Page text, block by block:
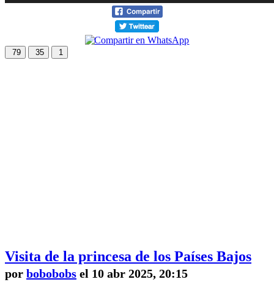
79 35 1
Visita de la princesa de los Países Bajos
por bobobobs el 10 abr 2025, 20:15